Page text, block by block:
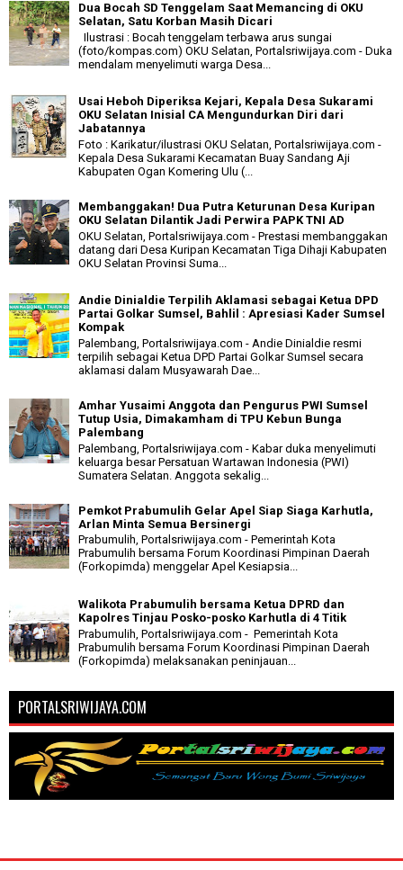
Dua Bocah SD Tenggelam Saat Memancing di OKU
Selatan, Satu Korban Masih Dicari
Ilustrasi : Bocah tenggelam terbawa arus sungai
(foto/kompas.com) OKU Selatan, Portalsriwijaya.com - Duka
mendalam menyelimuti warga Desa...
Usai Heboh Diperiksa Kejari, Kepala Desa Sukarami
OKU Selatan Inisial CA Mengundurkan Diri dari
Jabatannya
Foto : Karikatur/ilustrasi OKU Selatan, Portalsriwijaya.com -
Kepala Desa Sukarami Kecamatan Buay Sandang Aji
Kabupaten Ogan Komering Ulu (...
Membanggakan! Dua Putra Keturunan Desa Kuripan
OKU Selatan Dilantik Jadi Perwira PAPK TNI AD
OKU Selatan, Portalsriwijaya.com - Prestasi membanggakan
datang dari Desa Kuripan Kecamatan Tiga Dihaji Kabupaten
OKU Selatan Provinsi Suma...
Andie Dinialdie Terpilih Aklamasi sebagai Ketua DPD
Partai Golkar Sumsel, Bahlil : Apresiasi Kader Sumsel
Kompak
Palembang, Portalsriwijaya.com - Andie Dinialdie resmi
terpilih sebagai Ketua DPD Partai Golkar Sumsel secara
aklamasi dalam Musyawarah Dae...
Amhar Yusaimi Anggota dan Pengurus PWI Sumsel
Tutup Usia, Dimakamham di TPU Kebun Bunga
Palembang
Palembang, Portalsriwijaya.com - Kabar duka menyelimuti
keluarga besar Persatuan Wartawan Indonesia (PWI)
Sumatera Selatan. Anggota sekalig...
Pemkot Prabumulih Gelar Apel Siap Siaga Karhutla,
Arlan Minta Semua Bersinergi
Prabumulih, Portalsriwijaya.com - Pemerintah Kota
Prabumulih bersama Forum Koordinasi Pimpinan Daerah
(Forkopimda) menggelar Apel Kesiapsia...
Walikota Prabumulih bersama Ketua DPRD dan
Kapolres Tinjau Posko-posko Karhutla di 4 Titik
Prabumulih, Portalsriwijaya.com - Pemerintah Kota
Prabumulih bersama Forum Koordinasi Pimpinan Daerah
(Forkopimda) melaksanakan peninjauan...
PORTALSRIWIJAYA.COM